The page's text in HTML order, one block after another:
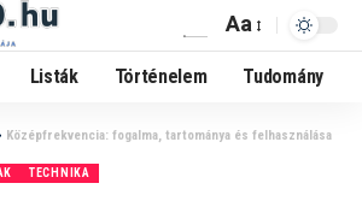
Aa
Listák Történelem Tudomány
Középfrekvencia: fogalma, tartománya és felhasználása
TECHNIKA